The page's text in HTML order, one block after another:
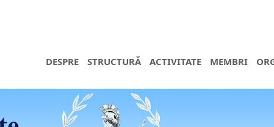
DESPRE STRUCTURĂ ACTIVITATE MEMBRI